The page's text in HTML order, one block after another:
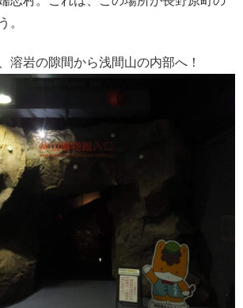
。
溶岩の隙間から浅間山の内部へ！